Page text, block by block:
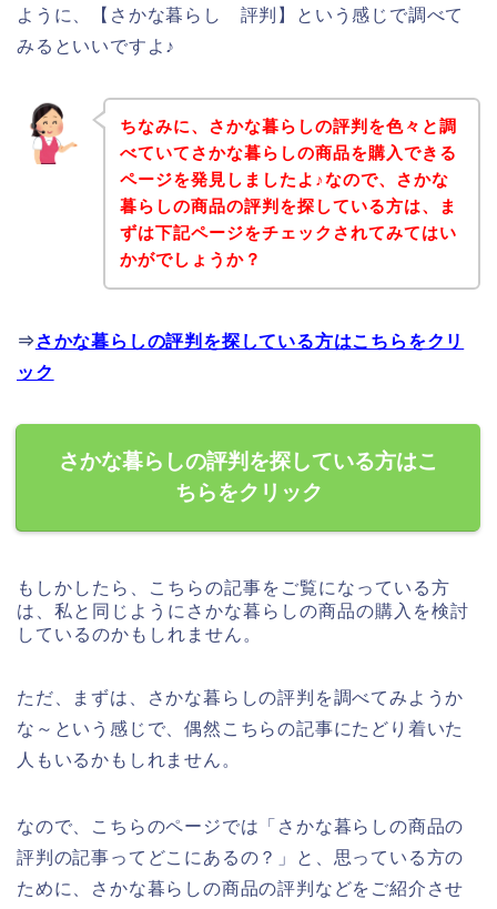
ように、【さかな暮らし 評判】という感じで調べて
みるといいですよ♪
ちなみに、さかな暮らしの評判を色々と調
べていてさかな暮らしの商品を購入できる
ページを発見しましたよ♪なので、さかな
暮らしの商品の評判を探している方は、ま
ずは下記ページをチェックされてみてはい
かがでしょうか？
⇒ さかな暮らしの評判を探している方はこちらをクリ
ック
さかな暮らしの評判を探している方はこ
ちらをクリック
もしかしたら、こちらの記事をご覧になっている方
は、私と同じようにさかな暮らしの商品の購入を検討
しているのかもしれません。
ただ、まずは、さかな暮らしの評判を調べてみようか
な～という感じで、偶然こちらの記事にたどり着いた
人もいるかもしれません。
なので、こちらのページでは「さかな暮らしの商品の
評判の記事ってどこにあるの？」と、思っている方の
ために、さかな暮らしの商品の評判などをご紹介させ